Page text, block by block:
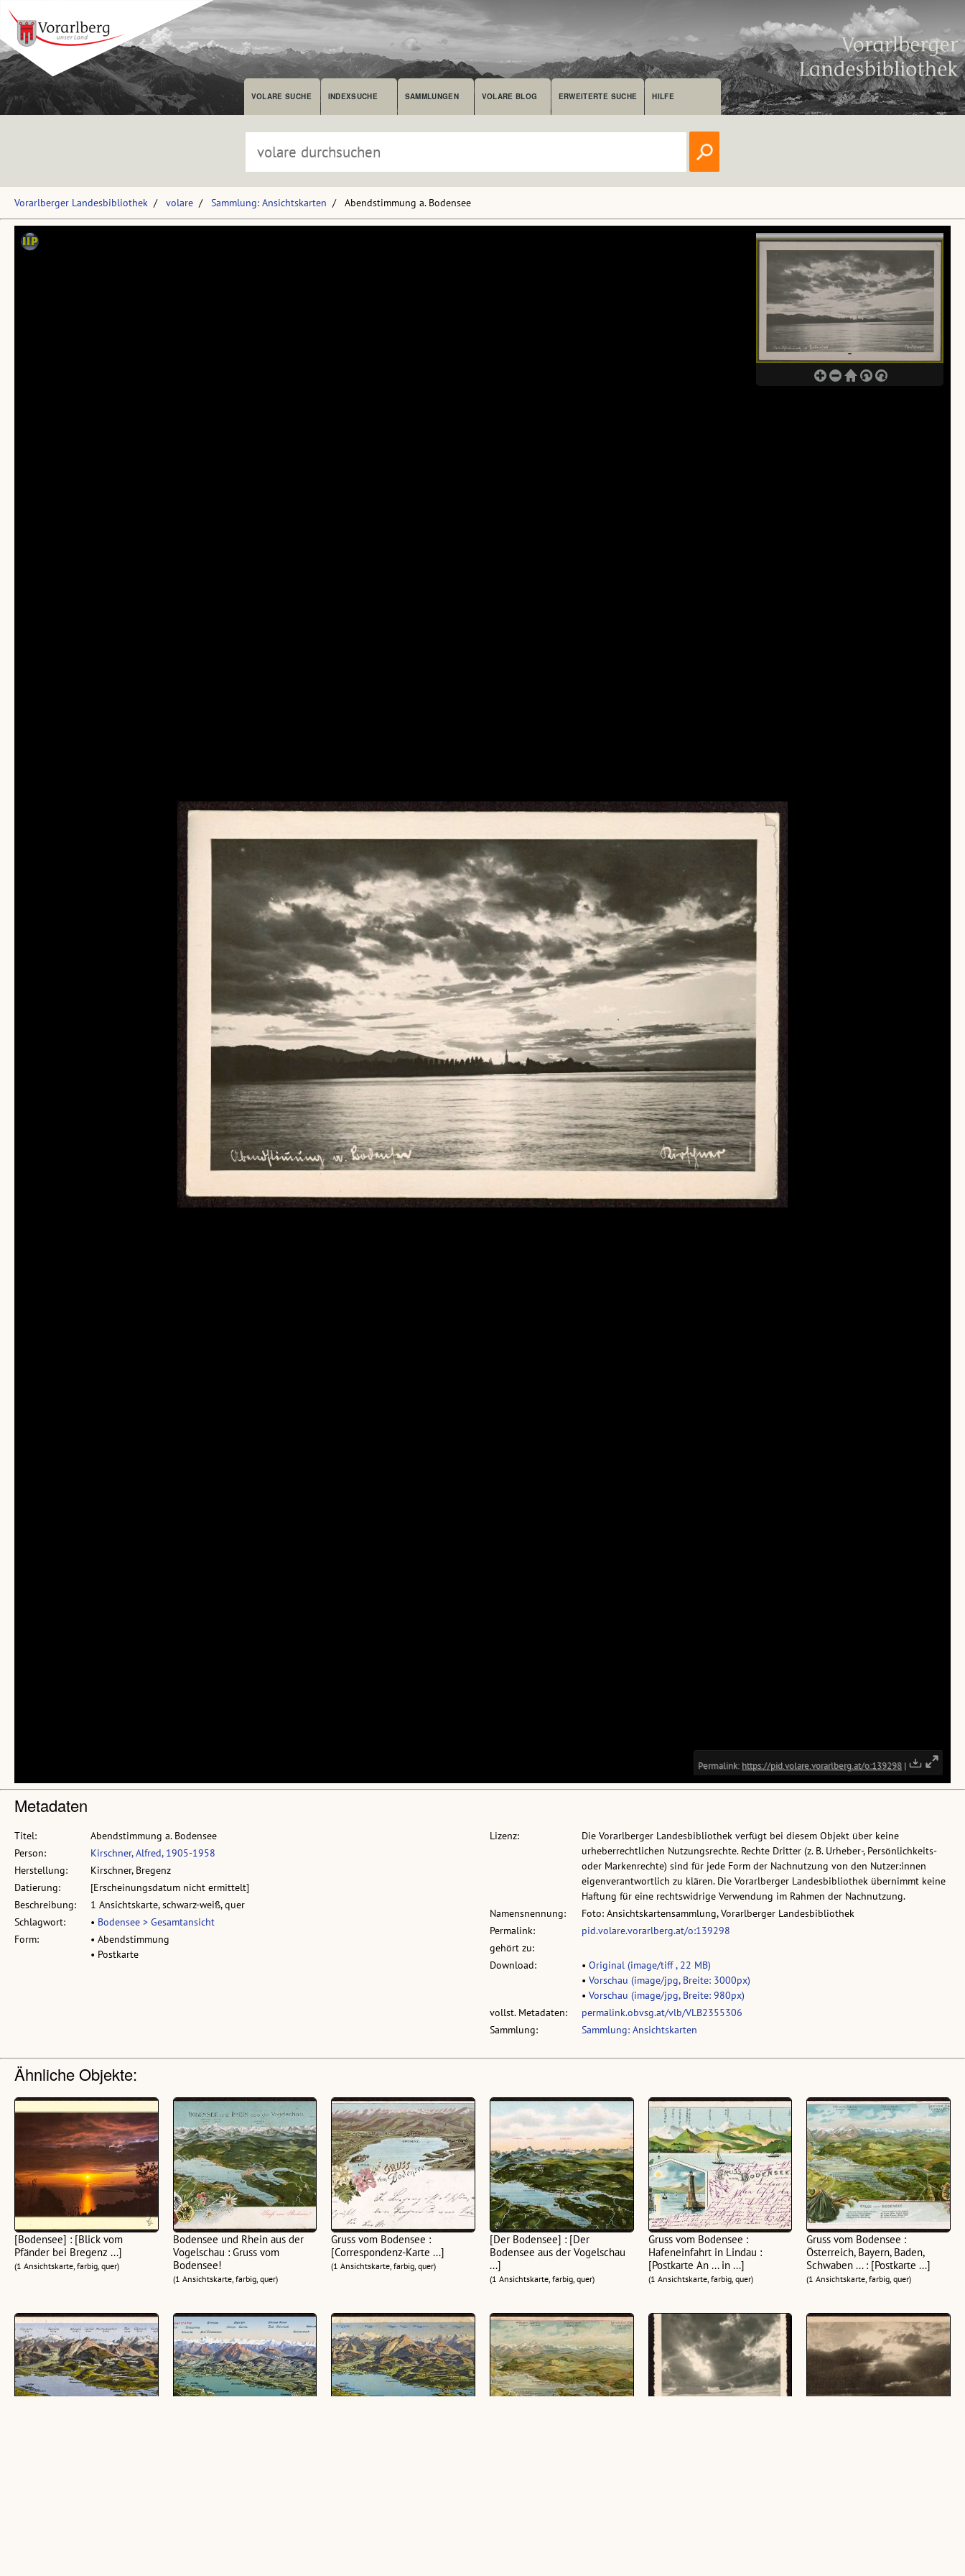
VOLARE SUCHE INDEXSUCHE SAMMLUNGEN VOLARE BLOG ERWEITERTE SUCHE HILFE
Vorarlberger Landesbibliothek volare Sammlung: Ansichtskarten Abendstimmung a. Bodensee
Metadaten
Titel:
Abendstimmung a. Bodensee
Person:
Kirschner, Alfred, 1905-1958
Herstellung:
Kirschner, Bregenz
Datierung:
[Erscheinungsdatum nicht ermittelt]
Beschreibung:
1 Ansichtskarte, schwarz-weiß, quer
Schlagwort:
• Bodensee > Gesamtansicht
Form:
• Abendstimmung
• Postkarte
Lizenz:
Die Vorarlberger Landesbibliothek verfügt bei diesem Objekt über keine
urheberrechtlichen Nutzungsrechte. Rechte Dritter (z. B. Urheber-, Persönlichkeits-
oder Markenrechte) sind für jede Form der Nachnutzung von den Nutzer:innen
eigenverantwortlich zu klären. Die Vorarlberger Landesbibliothek übernimmt keine
Haftung für eine rechtswidrige Verwendung im Rahmen der Nachnutzung.
Namensnennung:
Foto: Ansichtskartensammlung, Vorarlberger Landesbibliothek
Permalink:
pid.volare.vorarlberg.at/o:139298
gehört zu:
Download:
• Original (image/tiff , 22 MB)
• Vorschau (image/jpg, Breite: 3000px)
• Vorschau (image/jpg, Breite: 980px)
vollst. Metadaten:
permalink.obvsg.at/vlb/VLB2355306
Sammlung:
Sammlung: Ansichtskarten
Ähnliche Objekte:
[Bodensee] : [Blick vom
Pfänder bei Bregenz ...]
(1 Ansichtskarte, farbig, quer)
Bodensee und Rhein aus der
Vogelschau : Gruss vom
Bodensee!
(1 Ansichtskarte, farbig, quer)
Gruss vom Bodensee :
[Correspondenz-Karte ...]
(1 Ansichtskarte, farbig, quer)
[Der Bodensee] : [Der
Bodensee aus der Vogelschau
...]
(1 Ansichtskarte, farbig, quer)
Gruss vom Bodensee :
Hafeneinfahrt in Lindau :
[Postkarte An ... in ...]
(1 Ansichtskarte, farbig, quer)
Gruss vom Bodensee :
Österreich, Bayern, Baden,
Schwaben ... : [Postkarte ...]
(1 Ansichtskarte, farbig, quer)